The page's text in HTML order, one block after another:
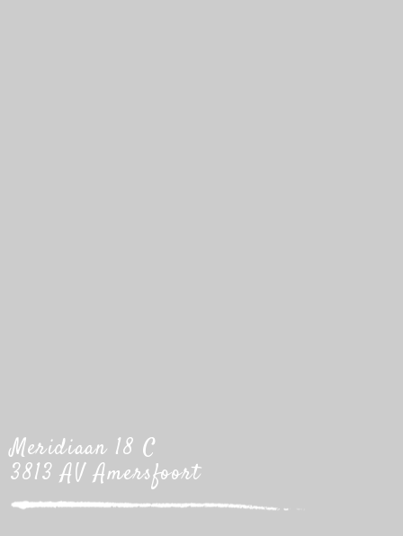
Meridiaan 18 C
3813 AV Amersfoort